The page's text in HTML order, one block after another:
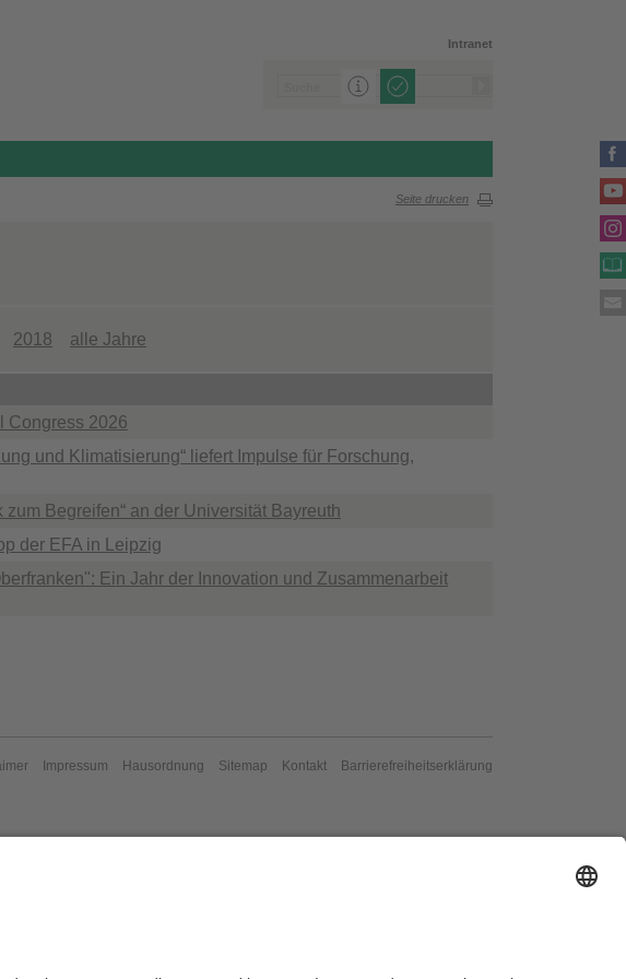
Intranet
Seite drucken
2018 alle Jahre
Congress 2026
und Klimatisierung“ liefert Impulse für Forschung,
Begreifen“ an der Universität Bayreuth
der EFA in Leipzig
Ein Jahr der Innovation und Zusammenarbeit
Impressum Hausordnung Sitemap Kontakt Barrierefreiheitserklärung